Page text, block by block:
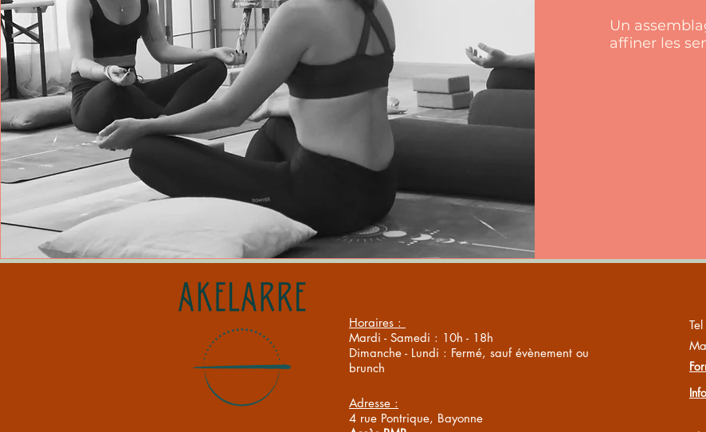
Un
affiner les
Horaires :
Mardi - Samedi : 10h - 18h
Dimanche - Lundi : Fermé, sauf évènement ou
brunch
Adresse :
4 rue Pontrique, Bayonne